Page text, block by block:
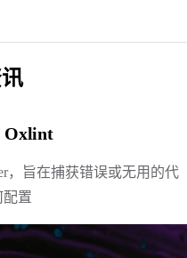
Oxlint
，旨在捕获错误或无用的代
置